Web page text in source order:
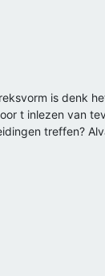
is denk
t inlezen van
treffen?